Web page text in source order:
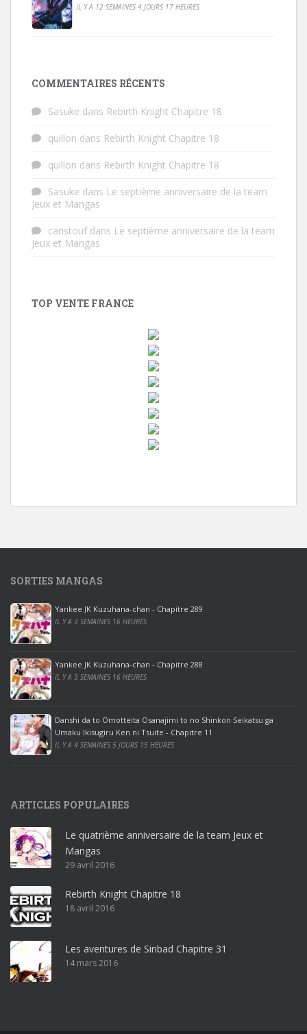
IL Y A 12 SEMAINES 4 JOURS 17 HEURES
COMMENTAIRES RÉCENTS
Sasuke dans Rebirth Knight Chapitre 18
quillon dans Rebirth Knight Chapitre 18
quillon dans Rebirth Knight Chapitre 18
Sasuke dans Le septième anniversaire de la team
Jeux et Mangas
caristoufdans Le septième anniversaire de la team
Jeux et Mangas
TOP VENTE FRANCE
d
0
p
r
o
o
ff
i
c
e
2
0
1
r
o
ff
i
c
e
3
r
SORTIES MANGAS
Yankee JK Kuzuhana-chan - Chapitre 289
IL Y A 3 SEMAINES 16 HEURES
Yankee JK Kuzuhana-chan - Chapitre 288
IL Y A 3 SEMAINES 16 HEURES
Danshi da to Omotteita Osanajimi to no Shinkon Seikatsu ga
Umaku Ikisugiru Ken ni Tsuite - Chapitre 11
IL Y A 4 SEMAINES 5 JOURS 15 HEURES
ARTICLES POPULAIRES
Le quatrième anniversaire de la team Jeux et
Mangas
29 avril 2016
Rebirth Knight Chapitre 18
18 avril 2016
Les aventures de Sinbad Chapitre 31
14 mars 2016